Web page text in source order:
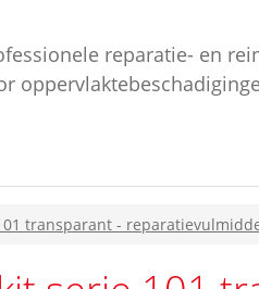
reparatie- en
transparant -